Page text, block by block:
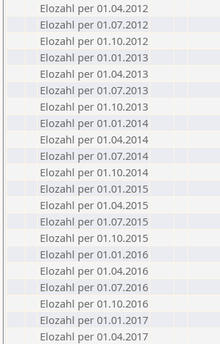
Elozahl per 01.04.2012
Elozahl per 01.07.2012
Elozahl per 01.10.2012
Elozahl per 01.01.2013
Elozahl per 01.04.2013
Elozahl per 01.07.2013
Elozahl per 01.10.2013
Elozahl per 01.01.2014
Elozahl per 01.04.2014
Elozahl per 01.07.2014
Elozahl per 01.10.2014
Elozahl per 01.01.2015
Elozahl per 01.04.2015
Elozahl per 01.07.2015
Elozahl per 01.10.2015
Elozahl per 01.01.2016
Elozahl per 01.04.2016
Elozahl per 01.07.2016
Elozahl per 01.10.2016
Elozahl per 01.01.2017
Elozahl per 01.04.2017